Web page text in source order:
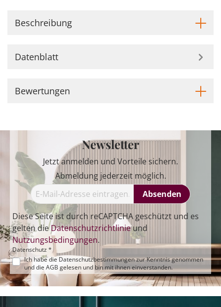
Beschreibung
Datenblatt
Bewertungen
Newsletter
Jetzt anmelden und Vorteile sichern.
Abmeldung jederzeit möglich.
Absenden
Diese Seite ist durch reCAPTCHA geschützt und es
gelten dieDatenschutzrichtlinieund
Nutzungsbedingungen.
Datenschutz *
Ich habe die Datenschutzbestimmungenzur Kenntnis genommen
und die AGB gelesen und bin mit ihnen einverstanden.